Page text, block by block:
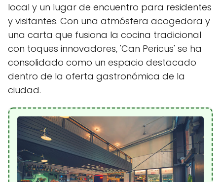
local y un lugar de encuentro para residentes
y visitantes. Con una atmósfera acogedora y
una carta que fusiona la cocina tradicional
con toques innovadores, 'Can Pericus' se ha
consolidado como un espacio destacado
dentro de la oferta gastronómica de la
ciudad.